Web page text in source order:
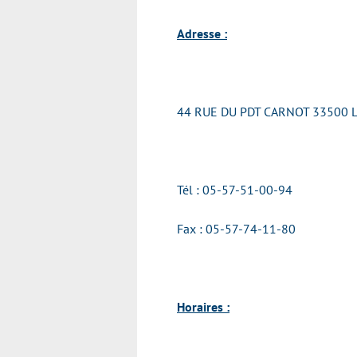
Adresse :
44 RUE DU PDT CARNOT 33500
Tél : 05-57-51-00-94
Fax : 05-57-74-11-80
Horaires :